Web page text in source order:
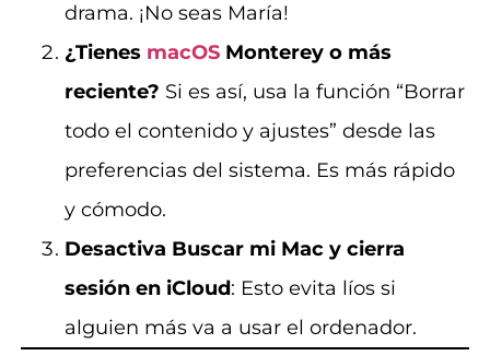
drama. ¡No seas María!
¿Tienes macOSMonterey o más
reciente? Si es así, usa la función “Borrar
todo el contenido y ajustes” desde las
preferencias del sistema. Es más rápido
y cómodo.
Desactiva Buscar mi Mac y cierra
sesión en iCloud: Esto evita líos si
alguien más va a usar el ordenador.